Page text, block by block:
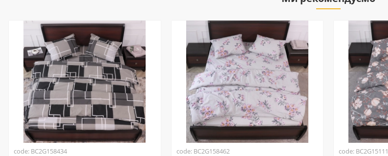
code: BC2G158434 code: BC2G158462 code: BC2G15111